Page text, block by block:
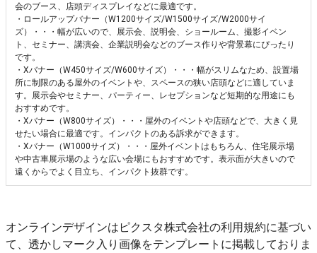
会のブース、店頭ディスプレイなどに最適です。
・ロールアップバナー（W1200サイズ/W1500サイズ/W2000サイ
ズ）・・・幅が広いので、展示会、説明会、ショールーム、撮影イベン
ト、セミナー、講演会、企業説明会などのブース作りや背景幕にぴったり
です。
・Xバナー（W450サイズ/W600サイズ）・・・幅がスリムなため、設置場
所に制限のある屋外のイベントや、スペースの狭い店頭などに適していま
す。展示会やセミナー、パーティー、レセプションなど短期的な用途にも
おすすめです。
・Xバナー（W800サイズ）・・・屋外のイベントや店頭などで、大きく見
せたい場合に最適です。インパクトのある訴求ができます。
・Xバナー（W1000サイズ）・・・屋外イベントはもちろん、住宅展示場
や中古車展示場のような広い会場にもおすすめです。表示面が大きいので
遠くからでよく目立ち、インパクト抜群です。
オンラインデザインはピクスタ株式会社の利用規約に基づい
て、透かしマーク入り画像をテンプレートに掲載しておりま